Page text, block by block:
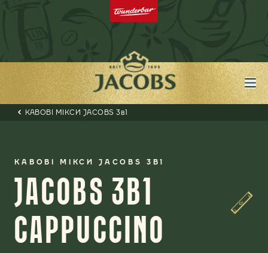
КАВОВІ МІКСИ JACOBS 3в1
КАВОВІ МІКСИ JACOBS 3В1
JACOBS 3В1
CAPPUCCINO